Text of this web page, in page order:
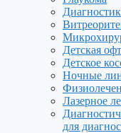
Детская
Детское
Ночные
Лазерное
для